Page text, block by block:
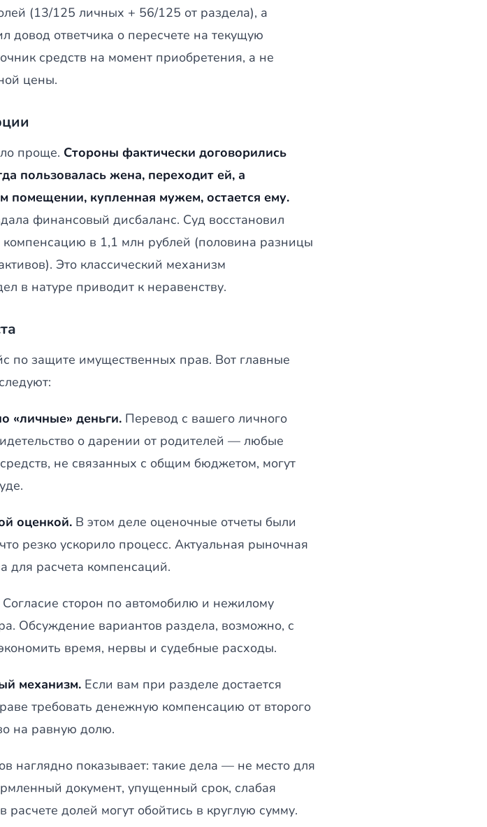
(13/125 личных + 56/125 от раздела), а
довод ответчика о пересчете на текущую
средств на момент приобретения, а не
цены.
проще. Стороны фактически договорились
пользовалась жена, переходит ей, а
помещении, купленная мужем, остается ему.
финансовый дисбаланс. Суд восстановил
компенсацию в 1,1 млн рублей (половина разницы
Это классический механизм
в натуре приводит к неравенству.
по защите имущественных прав. Вот главные
«личные» деньги. Перевод с вашего личного
о дарении от родителей — любые
не связанных с общим бюджетом, могут
оценкой. В этом деле оценочные отчеты были
резко ускорило процесс. Актуальная рыночная
для расчета компенсаций.
Согласие сторон по автомобилю и нежилому
Обсуждение вариантов раздела, возможно, с
время, нервы и судебные расходы.
механизм. Если вам при разделе достается
требовать денежную компенсацию от второго
на равную долю.
наглядно показывает: такие дела — не место для
документ, упущенный срок, слабая
расчете долей могут обойтись в круглую сумму.